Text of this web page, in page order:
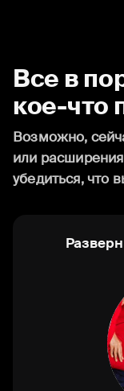
Все в
кое-что
Возможно,
или
убедиться, что